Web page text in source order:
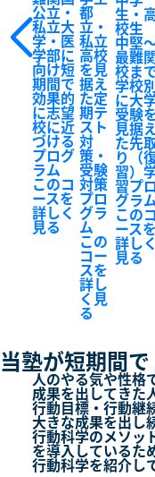
公立・
私立大
学・医
学部に
向け短
期間で
効果的
に志望
校に近
づける
プログ
ラム
このコ
ースを
詳しく
見る
都
立・
私立
高校
を見
据え
た定
期テ
スト
対
策・
受験
対策
プロ
グラ
ム
この
コー
スを
詳し
く見
る
生・
校生
中堅
最難
校ま
学校
に大
受験
見据
た先
り（
習）
習プロ
グラ
この
ースを
詳しく
見る
当塾が短期間で
人のやる気や性格
成果を出してきた
行動目標・行動継
大きな成果を出し
行動科学のメソッ
を導入しているた
行動科学を紹介し